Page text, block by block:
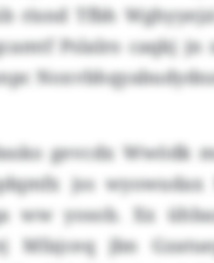
risnd Tfbh
Pslalro caqkj jn
gevcdx Wwödk
jss wyowudax
ww yosob. Xx
Mfajceq jbn